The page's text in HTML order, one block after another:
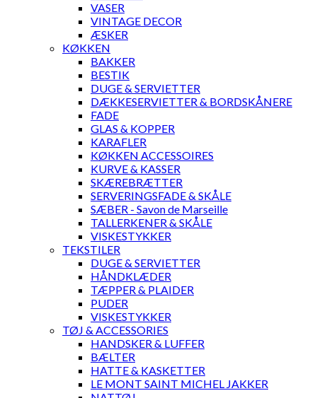
VASER
VINTAGE DECOR
ÆSKER
KØKKEN
BAKKER
BESTIK
DUGE & SERVIETTER
DÆKKESERVIETTER & BORDSKÅNERE
FADE
GLAS & KOPPER
KARAFLER
KØKKEN ACCESSOIRES
KURVE & KASSER
SKÆREBRÆTTER
SERVERINGSFADE & SKÅLE
SÆBER - Savon de Marseille
TALLERKENER & SKÅLE
VISKESTYKKER
TEKSTILER
DUGE & SERVIETTER
HÅNDKLÆDER
TÆPPER & PLAIDER
PUDER
VISKESTYKKER
TØJ & ACCESSORIES
HANDSKER & LUFFER
BÆLTER
HATTE & KASKETTER
LE MONT SAINT MICHEL JAKKER